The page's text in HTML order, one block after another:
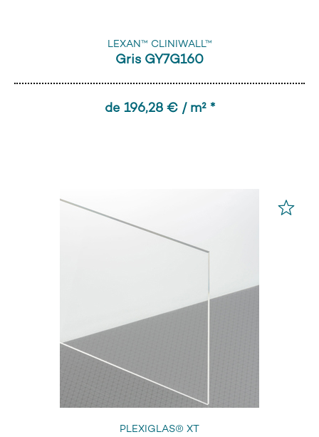
LEXAN™ CLINIWALL™
Gris GY7G160
de 196,28 € / m² *
PLEXIGLAS® XT